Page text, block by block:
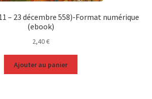
– 23 décembre 558)-Format numérique
(ebook)
2,40€
Ajouter au panier